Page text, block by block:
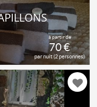
à partir de
70 €
par nuit (2 personnes)